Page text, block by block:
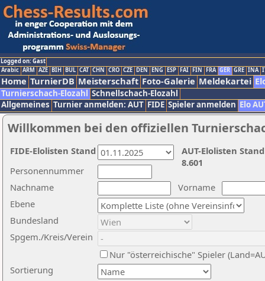
Logged on: Gast
Arabic ARM AZE BIH BUL CAT CHN CRO CZE DEN ENG ESP FAI FIN FRA GER GRE INA
Home TurnierDB Meisterschaft Foto-Galerie Meldekartei
Turnierschach-Elozahl Schnellschach-Elozahl
Allgemeines Turnier anmelden: AUT FIDE Spieler anmelden Elo
Willkommen bei den offiziellen
Nachname
Vorname
Ebene
Sortierung
Personennummer
Bundesland
Spgem./Kreis/Verein
Nur "österreichische" Spieler
AUT-Elolisten
8.601
FIDE-Elolisten Stand